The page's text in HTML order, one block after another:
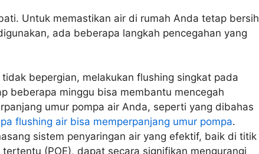
Untuk memastikan air di rumah Anda tetap bersih
ada beberapa langkah pencegahan yang
bepergian, melakukan flushing singkat pada
beberapa minggu bisa membantu mencegah
umur pompa air Anda, seperti yang dibahas
flushing air bisa memperpanjang umur pompa.
sistem penyaringan air yang efektif, baik di titik
(POE), dapat secara signifikan mengurangi